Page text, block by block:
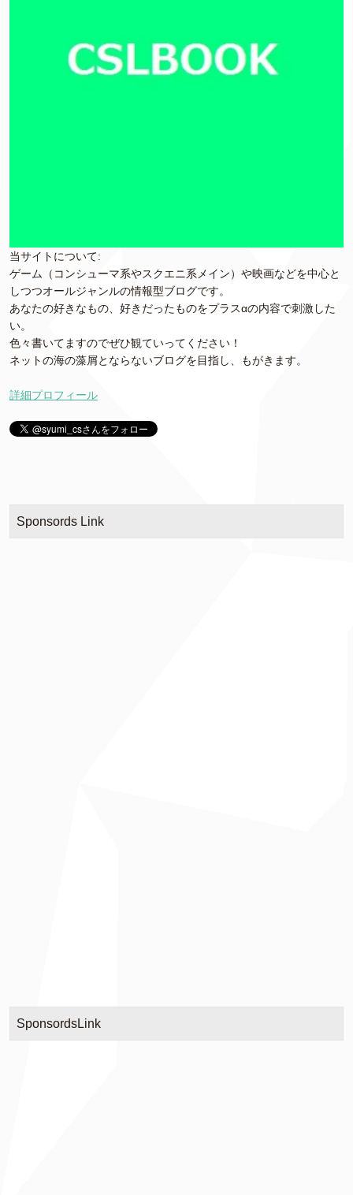
当サイトについて:
ゲーム（コンシューマ系やスクエニ系メイン）や映画などを中心と
しつつオールジャンルの情報型ブログです。
あなたの好きなもの、好きだったものをプラスαの内容で刺激した
い。
色々書いてますのでぜひ観ていってください！
ネットの海の藻屑とならないブログを目指し、もがきます。
詳細プロフィール
Sponsords Link
SponsordsLink